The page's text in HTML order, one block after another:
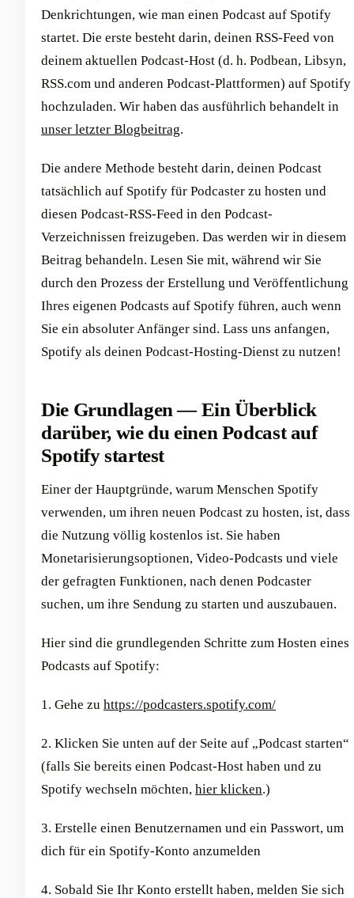
Denkrichtungen, wie man einen Podcast auf Spotify
startet. Die erste besteht darin, deinen RSS-Feed von
deinem aktuellen Podcast-Host (d. h. Podbean, Libsyn,
RSS.com und anderen Podcast-Plattformen) auf Spotify
hochzuladen. Wir haben das ausführlich behandelt in
unser letzter Blogbeitrag.
Die andere Methode besteht darin, deinen Podcast
tatsächlich auf Spotify für Podcaster zu hosten und
diesen Podcast-RSS-Feed in den Podcast-
Verzeichnissen freizugeben. Das werden wir in diesem
Beitrag behandeln. Lesen Sie mit, während wir Sie
durch den Prozess der Erstellung und Veröffentlichung
Ihres eigenen Podcasts auf Spotify führen, auch wenn
Sie ein absoluter Anfänger sind. Lass uns anfangen,
Spotify als deinen Podcast-Hosting-Dienst zu nutzen!
Die Grundlagen — Ein Überblick
darüber, wie du einen Podcast auf
Spotify startest
Einer der Hauptgründe, warum Menschen Spotify
verwenden, um ihren neuen Podcast zu hosten, ist, dass
die Nutzung völlig kostenlos ist. Sie haben
Monetarisierungsoptionen, Video-Podcasts und viele
der gefragten Funktionen, nach denen Podcaster
suchen, um ihre Sendung zu starten und auszubauen.
Hier sind die grundlegenden Schritte zum Hosten eines
Podcasts auf Spotify:
1. Gehe zu https://podcasters.spotify.com/
2. Klicken Sie unten auf der Seite auf „Podcast starten“
(falls Sie bereits einen Podcast-Host haben und zu
Spotify wechseln möchten, hier klicken.)
3. Erstelle einen Benutzernamen und ein Passwort, um
dich für ein Spotify-Konto anzumelden
4. Sobald Sie Ihr Konto erstellt haben, melden Sie sich